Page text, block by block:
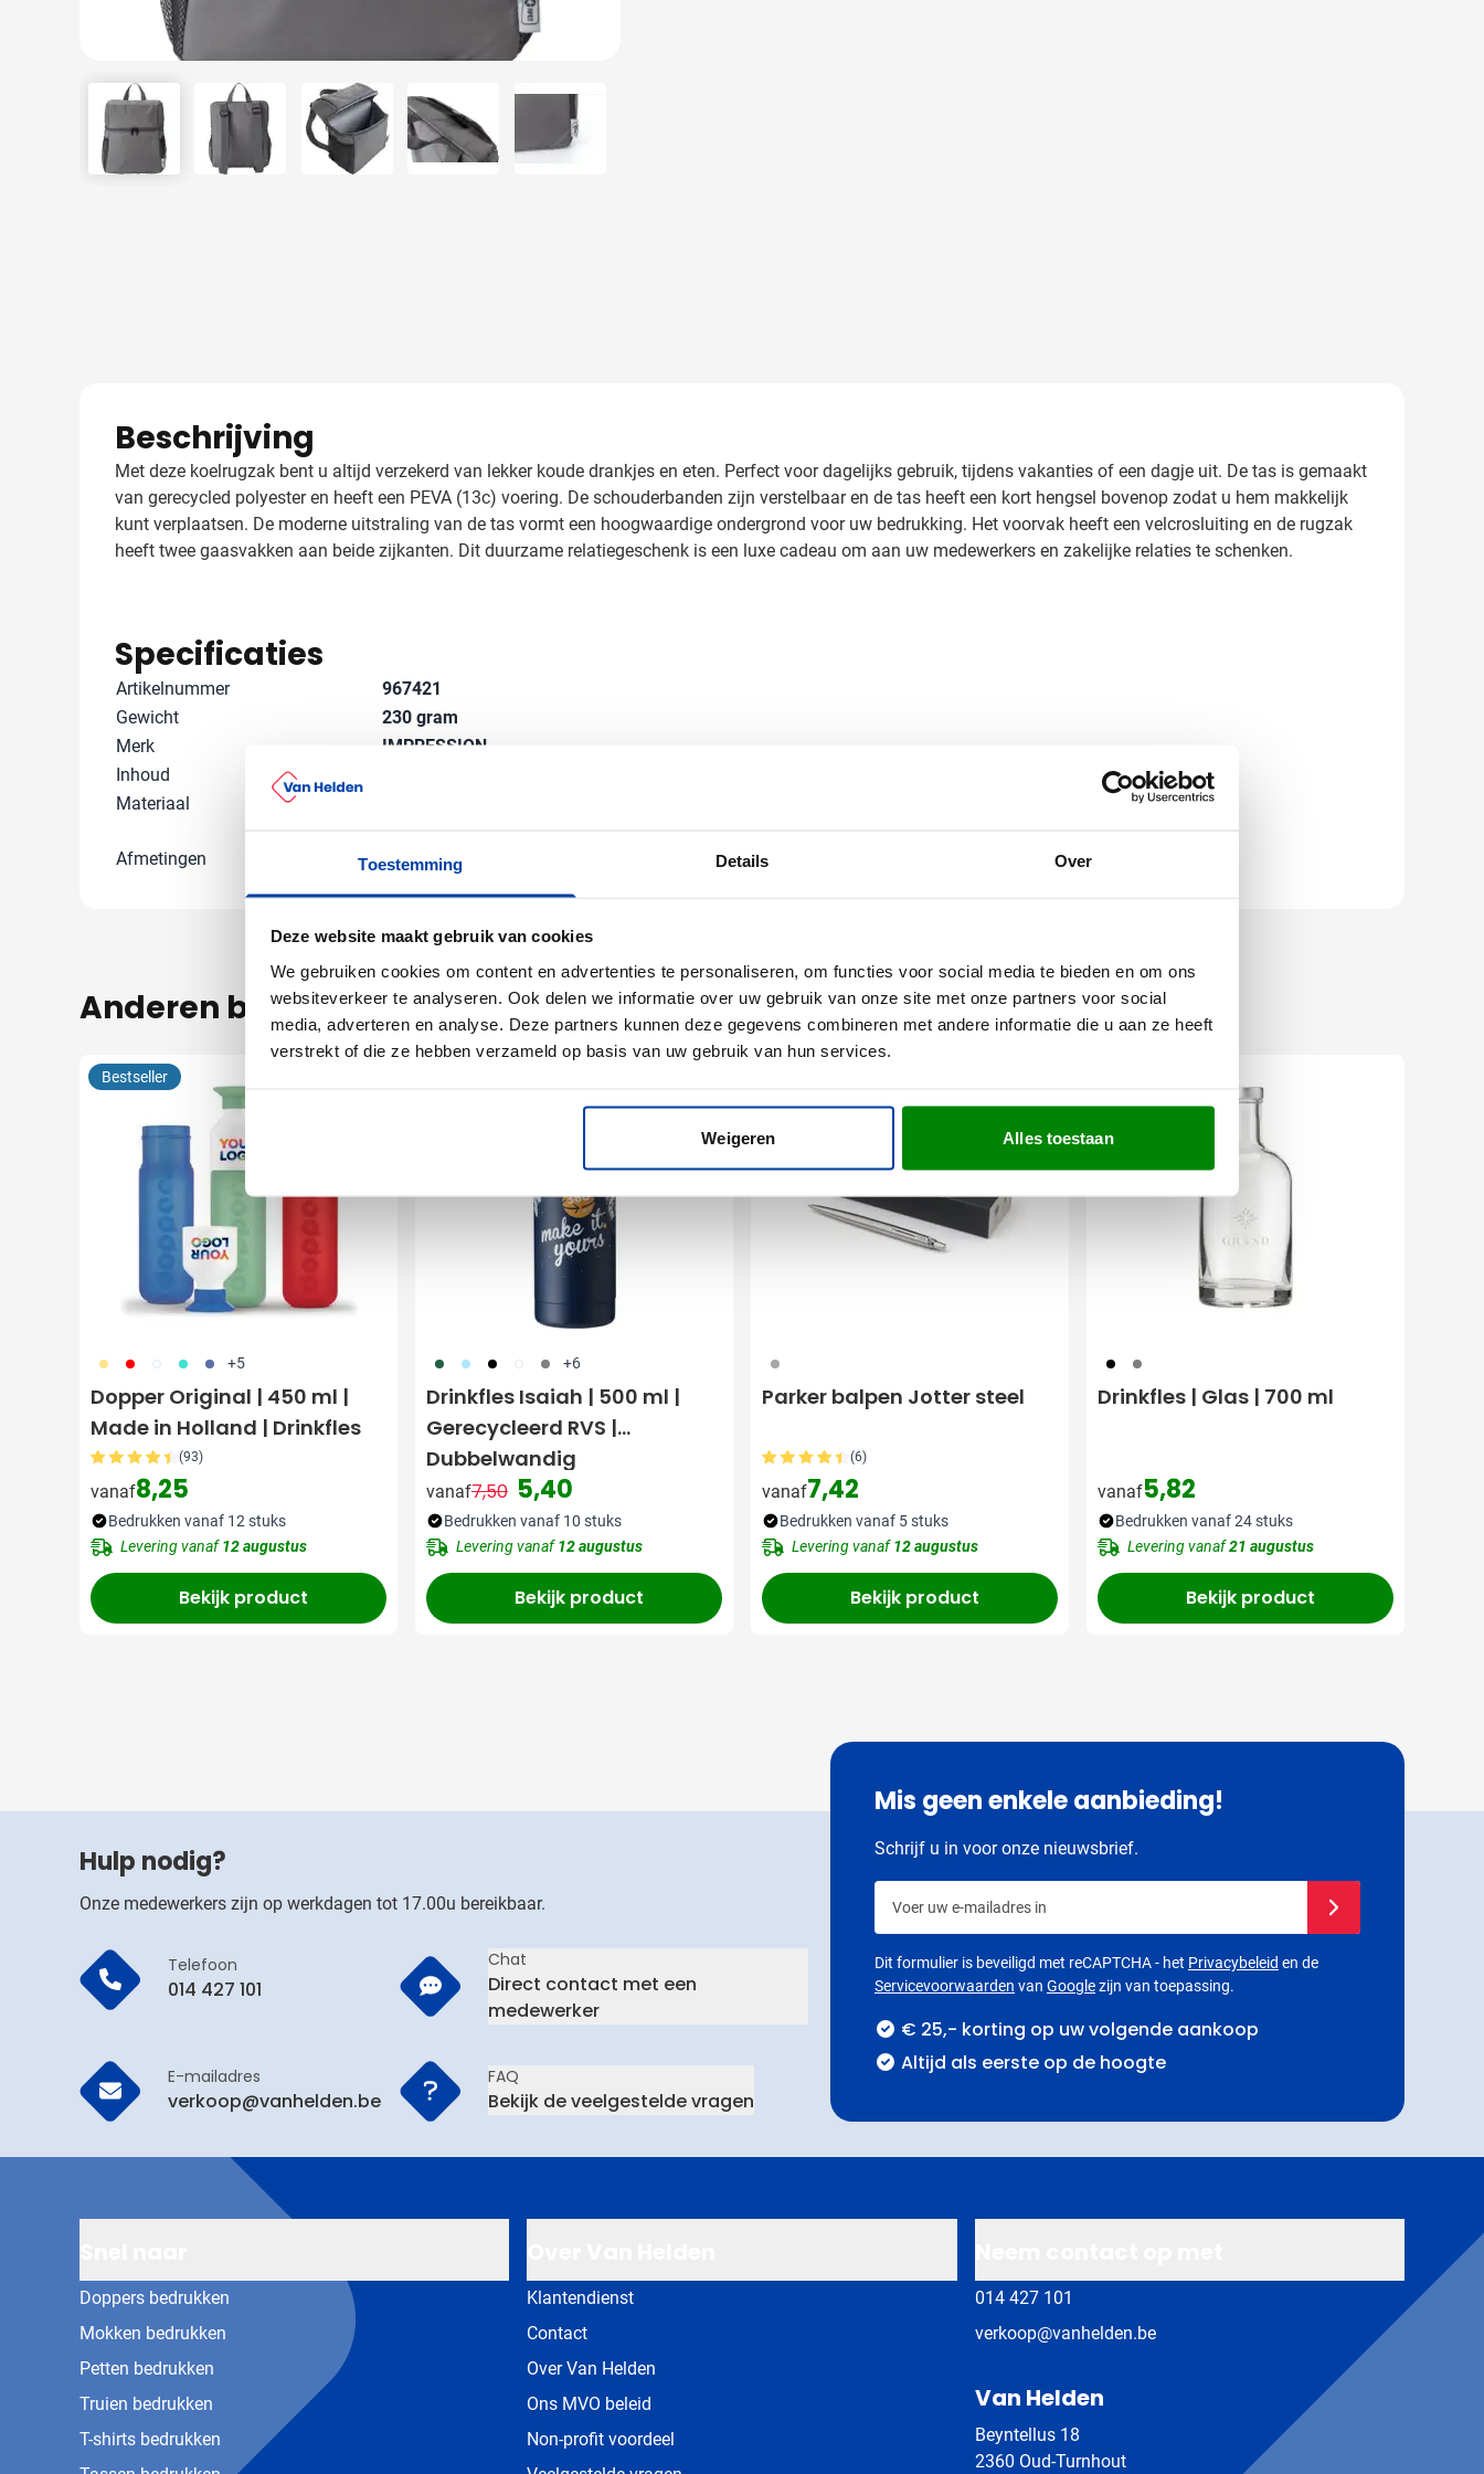
Toestemming Details Over
Deze website maakt gebruik van cookies
We gebruiken cookies om content en advertenties te personaliseren, om functies voor social media te bieden en om ons
websiteverkeer te analyseren. Ook delen we informatie over uw gebruik van onze site met onze partners voor social
media, adverteren en analyse. Deze partners kunnen deze gegevens combineren met andere informatie die u aan ze heeft
verstrekt of die ze hebben verzameld op basis van uw gebruik van hun services.
Weigeren Alles toestaan
View larger imageView larger imageView larger imageView larger imageView larger image
Beschrijving
Met deze koelrugzak bent u altijd verzekerd van lekker koude drankjes en eten. Perfect voor dagelijks gebruik, tijdens vakanties of een dagje uit. De tas is gemaakt
van gerecycled polyester en heeft een PEVA (13c) voering. De schouderbanden zijn verstelbaar en de tas heeft een kort hengsel bovenop zodat u hem makkelijk
kunt verplaatsen. De moderne uitstraling van de tas vormt een hoogwaardige ondergrond voor uw bedrukking. Het voorvak heeft een velcrosluiting en de rugzak
heeft twee gaasvakken aan beide zijkanten. Dit duurzame relatiegeschenk is een luxe cadeau om aan uw medewerkers en zakelijke relaties te schenken.
Specificaties
Artikelnummer
967421
Gewicht
230 gram
Merk
IMPRESSION
Inhoud
Materiaal
Afmetingen
26.5 cm x 31 cm x 15 cm (l x b x h)
Anderen bekeken ook
694 696 697 852 698 +5
Dopper Original | 450 ml |
Made in Holland | Drinkfles
(93)
vanaf8,25
Bestseller
Bedrukken vanaf 12 stuks
Levering vanaf12 augustus
Bekijk product
374 363 001 002 003 +6
Drinkfles Isaiah | 500 ml |
Gerecycleerd RVS |
Dubbelwandig
vanaf
Normale prijs
7,50 5,40
Bedrukken vanaf 10 stuks
Levering vanaf12 augustus
Bekijk product
032
Parker balpen Jotter steel
(6)
vanaf7,42
Bedrukken vanaf 5 stuks
Levering vanaf12 augustus
Bekijk product
001 032
Drinkfles | Glas | 700 ml
vanaf5,82
Bedrukken vanaf 24 stuks
Levering vanaf21 augustus
Bekijk product
Hulp nodig?
Onze medewerkers zijn op werkdagen tot 17.00u bereikbaar.
Telefoon
014 427 101
Chat
Direct contact met een
medewerker
E-mailadres
verkoop@vanhelden.be
FAQ
Bekijk de veelgestelde vragen
Mis geen enkele aanbieding!
Schrijf u in voor onze nieuwsbrief.
Dit formulier is beveiligd met reCAPTCHA - het Privacybeleid en de
Servicevoorwaarden van Googlezijn van toepassing.
€ 25,- korting op uw volgende aankoop
Altijd als eerste op de hoogte
Doppers bedrukken
Mokken bedrukken
Petten bedrukken
Truien bedrukken
T-shirts bedrukken
Klantendienst
Contact
Over Van Helden
Ons MVO beleid
Non-profit voordeel
014 427 101
verkoop@vanhelden.be
Van Helden
Beyntellus 18
2360 Oud-Turnhout